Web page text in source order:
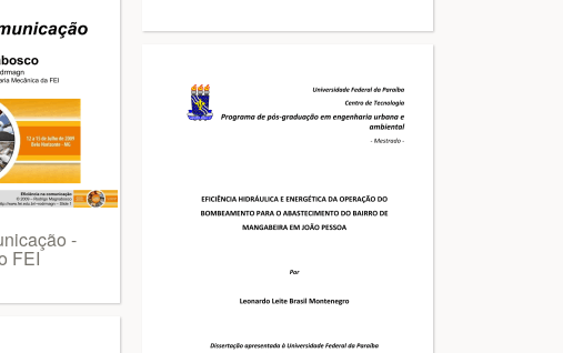
-
FEI